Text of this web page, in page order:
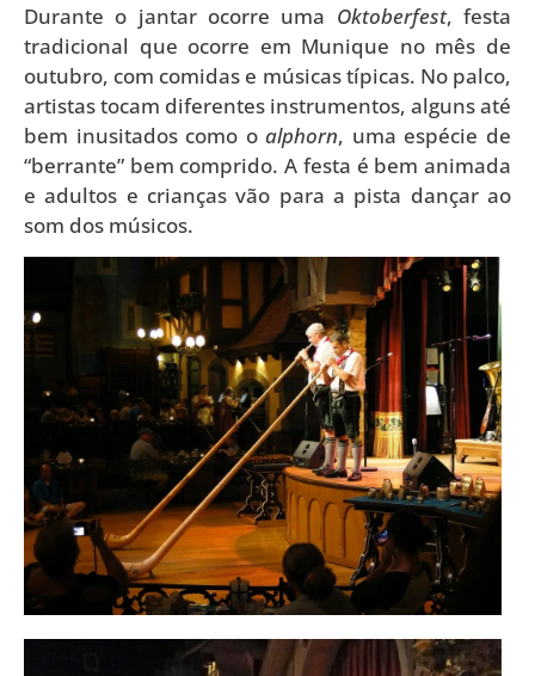
Durante o jantar ocorre uma Oktoberfest, festa
tradicional que ocorre em Munique no mês de
outubro, com comidas e músicas típicas. No palco,
artistas tocam diferentes instrumentos, alguns até
bem inusitados como oalphorn, uma espécie de
“berrante” bem comprido. A festa é bem animada
e adultos e crianças vão para a pista dançar ao
som dos músicos.